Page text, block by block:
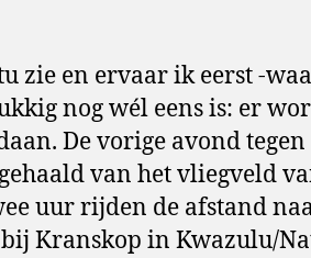
zie en ervaar ik eerst -
nog wél eens is: er
De vorige avond
van het vliegveld
uur rijden de afstand
Kranskop in Kwazulu/